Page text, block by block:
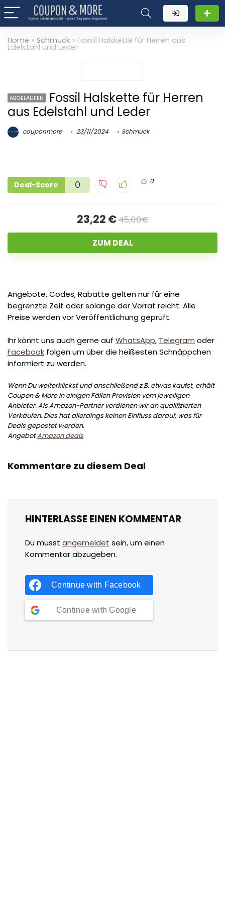
Home » Schmuck » Fossil Halskette für Herren aus
Edelstahl und Leder
ABGELAUFEN
Fossil Halskette für Herren
aus Edelstahl und Leder
couponmore 23/11/2024 Schmuck
Deal-Score 0 0
23,22 €45,00€
ZUM DEAL
Angebote, Codes, Rabatte gelten nur für eine
begrenzte Zeit oder solange der Vorrat reicht. Alle
Preise werden vor Veröffentlichung geprüft.
Ihr könnt uns auch gerne auf WhatsApp, Telegram oder
Facebook folgen um über die heißesten Schnäppchen
informiert zu werden.
Wenn Du weiterklickst und anschließend z.B. etwas kaufst, erhält
Coupon & More in einigen Fällen Provision vom jeweiligen
Anbieter. Als Amazon-Partner verdienen wir an qualifizierten
Verkäufen. Dies hat allerdings keinen Einfluss darauf, was für
Deals gepostet werden.
AngebotAmazon deals
Kommentare zu diesem Deal
HINTERLASSE EINEN KOMMENTAR
Du musst angemeldet sein, um einen
Kommentar abzugeben.
Continue with Facebook
Continue with Google